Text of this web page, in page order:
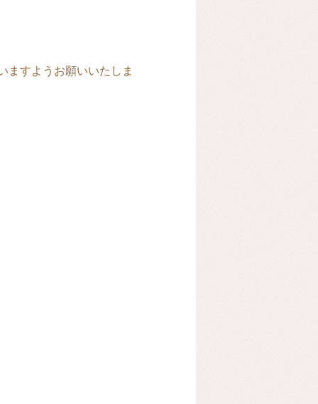
ますようお願いいたしま